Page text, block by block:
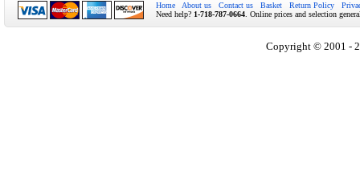
Home About us Contact us Basket Return Policy
Need help? 1-718-787-0664 . Online prices and selection
Copyright © 2001 -